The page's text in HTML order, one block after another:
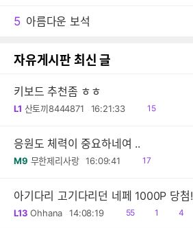
5 아름다운 보석
자유게시판 최신 글
키보드 추천좀 ㅎㅎ
L1 산토끼8444871 16:21:33
읽
15
응원도 체력이 중요하네여 ..
M9 무한제리사랑 16:09:41
읽
17
아기다리 고기다리던 네페 1000P 당첨!
L13 Ohhana 14:08:19
읽
55
공1
댓
4